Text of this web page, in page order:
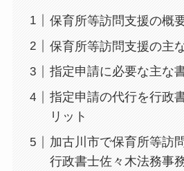
保育所等訪問支援の概
保育所等訪問支援の主
指定申請に必要な主な
指定申請の代行を行政
リット
加古川市で保育所等訪
行政書士佐々木法務事